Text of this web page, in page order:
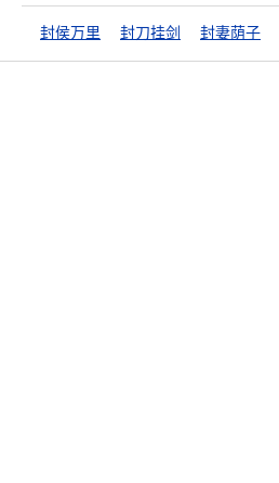
封侯万里 封刀挂剑 封妻荫子